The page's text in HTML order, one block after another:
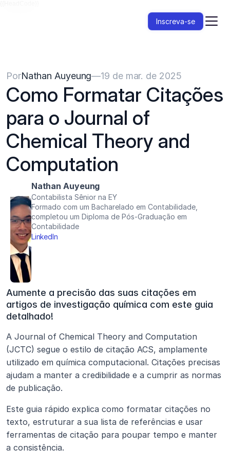
Inscreva-se
PorNathan Auyeung—19 de mar. de 2025
Como Formatar Citações
para o Journal of
Chemical Theory and
Computation
Nathan Auyeung
Contabilista Sênior na EY
Formado com um Bacharelado em Contabilidade,
completou um Diploma de Pós-Graduação em
Contabilidade
LinkedIn
Aumente a precisão das suas citações em
artigos de investigação química com este guia
detalhado!
A Journal of Chemical Theory and Computation
(JCTC) segue o estilo de citação ACS, amplamente
utilizado em química computacional. Citações precisas
ajudam a manter a credibilidade e a cumprir as normas
de publicação.
Este guia rápido explica como formatar citações no
texto, estruturar a sua lista de referências e usar
ferramentas de citação para poupar tempo e manter
a consistência.